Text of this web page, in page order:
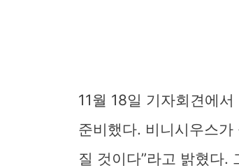
11월 18일 기자회견에
준비했다. 비니시우스
질 것이다”라고 밝혔다.